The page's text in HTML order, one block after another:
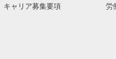
キャリア募集要項
労